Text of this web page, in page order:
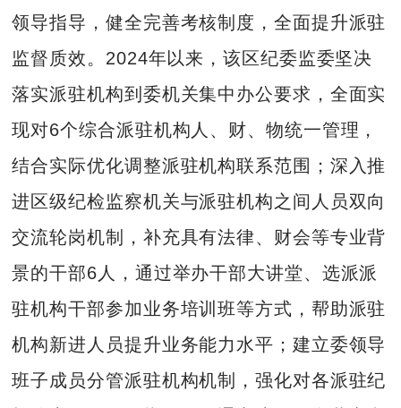
领导指导，健全完善考核制度，全面提升派驻
监督质效。2024年以来，该区纪委监委坚决
落实派驻机构到委机关集中办公要求，全面实
现对6个综合派驻机构人、财、物统一管理，
结合实际优化调整派驻机构联系范围；深入推
进区级纪检监察机关与派驻机构之间人员双向
交流轮岗机制，补充具有法律、财会等专业背
景的干部6人，通过举办干部大讲堂、选派派
驻机构干部参加业务培训班等方式，帮助派驻
机构新进人员提升业务能力水平；建立委领导
班子成员分管派驻机构机制，强化对各派驻纪